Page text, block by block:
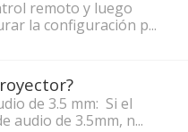
remoto y luego
la configuración p...
de 3.5 mm: Si el
audio de 3.5mm, n...